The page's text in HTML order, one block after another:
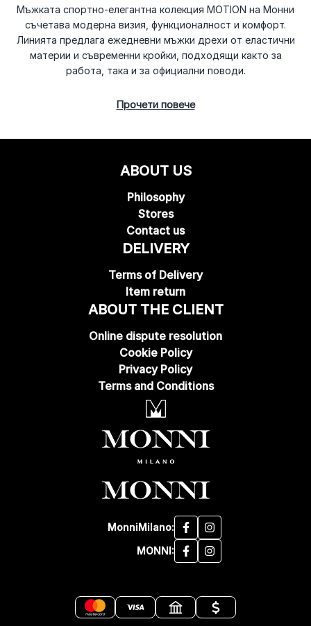
Мъжката спортно-елегантна колекция MOTION на Монни
съчетава модерна визия, функционалност и комфорт.
Линията предлага ежедневни мъжки дрехи от еластични
материи и съвременни кройки, подходящи както за
работа, така и за официални поводи.
Прочети повече
ABOUT US
Philosophy
Stores
Contact us
DELIVERY
Terms of Delivery
Item return
ABOUT THE CLIENT
Online dispute resolution
Cookie Policy
Privacy Policy
Terms and Conditions
MonniMilano:
MONNI: